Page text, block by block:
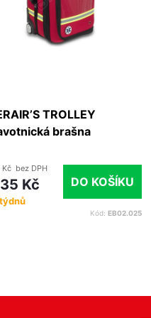
TROLLEY
brašna
bez DPH
Kč DO KOŠÍKU
Kód: EB02.025